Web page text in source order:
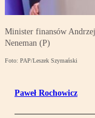
Minister finansów
Neneman (P)
Foto: PAP/Leszek Szymański
Paweł Rochowicz